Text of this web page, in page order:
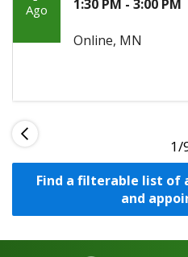
2026
Ago 1:30 PM - 3:00 PM
Online, MN
1
Find a filterable list of
and